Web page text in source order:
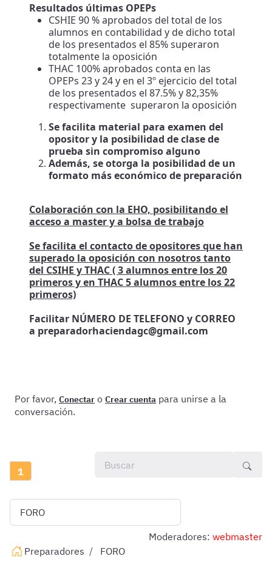
Resultados últimas OPEPs
CSHIE 90 % aprobados del total de los
alumnos en contabilidad y de dicho total
de los presentados el 85% superaron
totalmente la oposición
THAC 100% aprobados conta en las
OPEPs 23 y 24 y en el 3º ejercicio del total
de los presentados el 87.5% y 82,35%
respectivamente superaron la oposición
Se facilita material para examen del
opositor y la posibilidad de clase de
prueba sin compromiso alguno
Además, se otorga la posibilidad de un
formato más económico de preparación
Colaboración con la EHO, posibilitando el
acceso a master y a bolsa de trabajo
Se facilita el contacto de opositores que han
superado la oposición con nosotros tanto
del CSIHE y THAC ( 3 alumnos entre los 20
primeros y en THAC 5 alumnos entre los 22
primeros)
Facilitar NÚMERO DE TELEFONO y CORREO
a preparadorhaciendagc@gmail.com
Por favor, Conectar o Crear cuenta para unirse a la
conversación.
1
Moderadores: webmaster
Preparadores
FORO